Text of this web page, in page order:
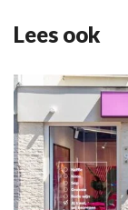
Lees ook